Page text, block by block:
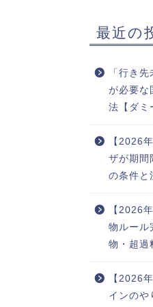
最近の
「行き
が必要な
法【ダミ
【2026
ザが期間
の条件と
【2026
物ルール
物・超過
【2026
インのや